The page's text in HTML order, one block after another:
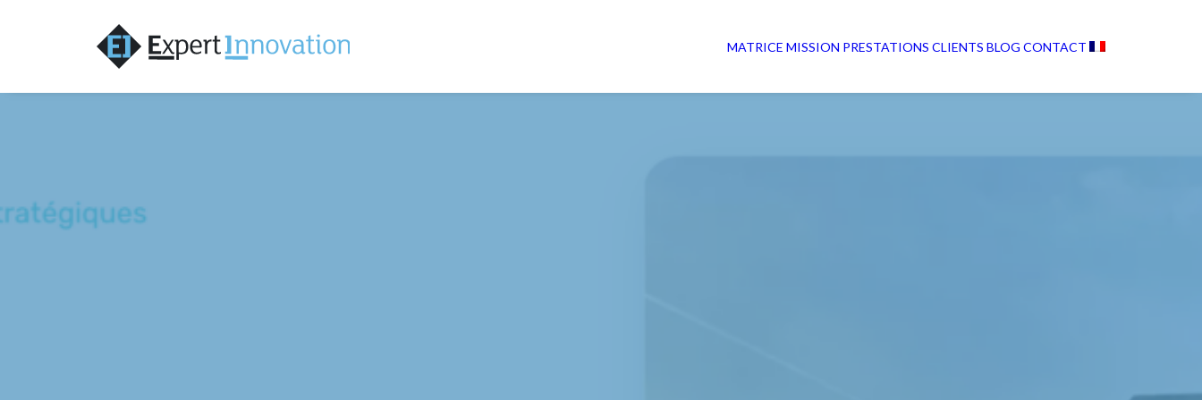
MATRICE MISSION PRESTATIONS CLIENTS BLOG CONTACT